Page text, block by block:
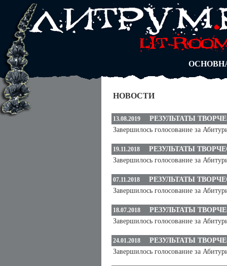
АВТОРЫ
БЛОГИ
АБИТУРА
НОВОСТИ
13.08.2019
РЕЗУЛЬТАТЫ
Завершилось голосование за
19.11.2018
РЕЗУЛЬТАТЫ
Завершилось голосование за
07.11.2018
РЕЗУЛЬТАТЫ
Завершилось голосование за
18.07.2018
РЕЗУЛЬТАТЫ
Завершилось голосование за
24.01.2018
РЕЗУЛЬТАТЫ
Завершилось голосование за